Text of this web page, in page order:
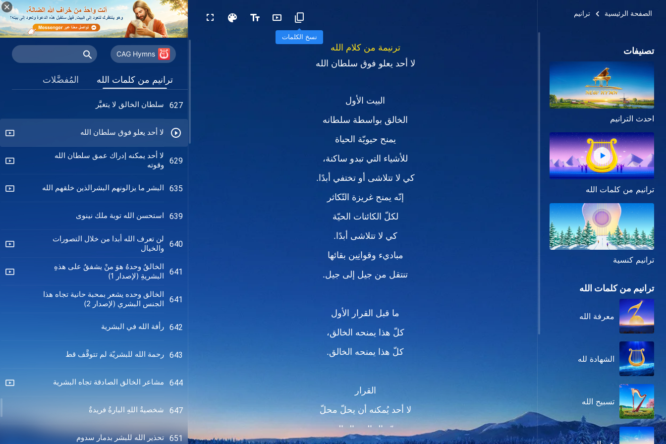
الصفحة الرئيسية ترانيم
نسخ الكلمات
تصنيفات
احدث الترانيم
ترانيم من كلمات الله
ترانيم كنسية
ترانيم من كلمات الله
معرفة الله
الشهادة لله
تسبيح الله
ترنيمة من كلام الله
لا أحد يعلو فوق سلطان الله
البيت الأول
الخالق بواسطة سلطانه
يمنح حيويّة الحياة
للأشياء التي تبدو ساكنة،
كي لا تتلاشى أو تختفي أبدًا.
إنّه يمنح غريزة التّكاثر
لكلّ الكائنات الحيّة
كي لا تتلاشى أبدًا.
مباديء وقوانِين بقائها
تنتقل من جيل إلى جيل.
ما قبل القرار الأول‎
كلّ هذا يمنحه الخالق،
كلّ هذا يمنحه الخالق.
القرار
لا أحد يُمكنه أن يحلّ محلّ
هويّة الخالق، الخالق.
CAG Hymns
ترانيم من كلمات الله المُفضَّلات
618
من سيخلصهم الله لهم المكانة الأعلى
في قلبه
624 سلطان الله رمز لهويته
625 طريق معرفة سلطان الله
627 سلطان الخالق لا يتغيَّر
لا أحد يعلو فوق سلطان الله
629
لا أحد يمكنه إدراك عمق سلطان الله
وقوته
635 البشر ما يزالونهم البشرالذين خلقهم الله
639 استحسن الله توبة ملك نينوى
640
لن تعرف الله أبدا من خلال التصورات
والخيال
641
الخالقُ وحدهُ هوَ منْ يشفقُ على هذهِ
البشريةِ (لإصدار 1)
641
الخالق وحده يشعر بمحبة حانية تجاه هذا
الجنس البشري (لإصدار 2)
642 رأفة الله في البشرية
643 رحمة الله للبشريّة لم تتوقَّف قط
644 مشاعر الخالق الصادقة تجاه البشرية
647 شخصيةُ اللهِ البارةُ فريدةٌ
651 تحذير الله للبشر بدمار سدوم